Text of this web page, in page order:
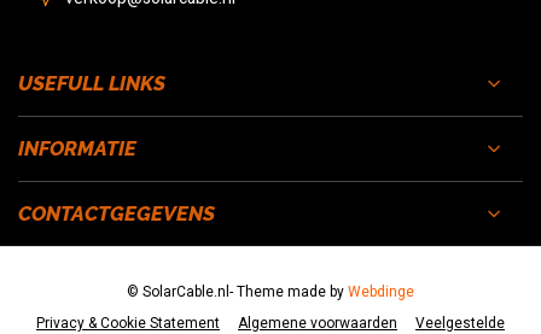
USEFULL LINKS
INFORMATIE
CONTACTGEGEVENS
Privacy & Cookie Statement Algemene voorwaarden
Veelgestelde
© SolarCable.nl- Theme made byWebdinge